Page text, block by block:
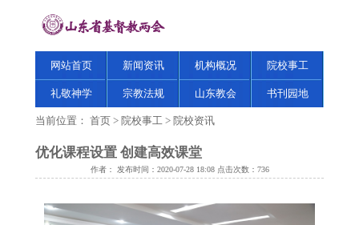
网站首页 新闻资讯 机构概况 院校事工
礼敬神学 宗教法规 山东教会 书刊园地
当前位置： 首页 > 院校事工 > 院校资讯
优化课程设置 创建高效课堂
作者： 发布时间：2020-07-28 18:08 点击次数： 736